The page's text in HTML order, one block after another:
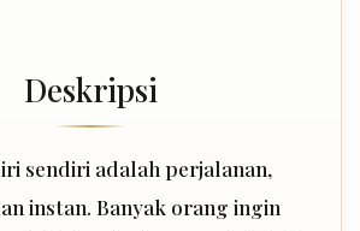
Deskripsi
sendiri adalah perjalanan,
instan. Banyak orang ingin